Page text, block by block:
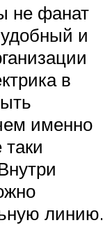
не фанат
и
в
именно
линию.